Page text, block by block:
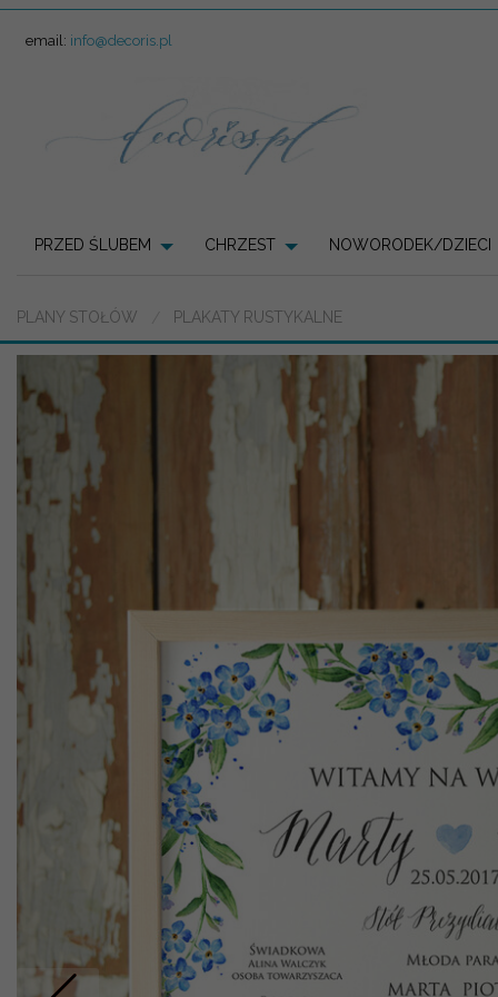
email: info@decoris.pl
PRZED ŚLUBEM CHRZEST NOWORODEK/DZIECI
PLANY STOŁÓW PLAKATY RUSTYKALNE